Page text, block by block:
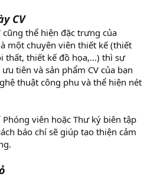
CV
cũng thể hiện đặc trưng của
một chuyên viên thiết kế (thiết
thất, thiết kế đồ họa,...) thì sự
tiên và sản phẩm CV của bạn
thuật công phu và thể hiện nét
viên hoặc Thư ký biên tập
báo chí sẽ giúp tạo thiện cảm